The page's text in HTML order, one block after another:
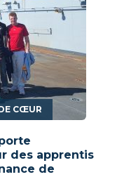
CŒUR
des apprentis
de